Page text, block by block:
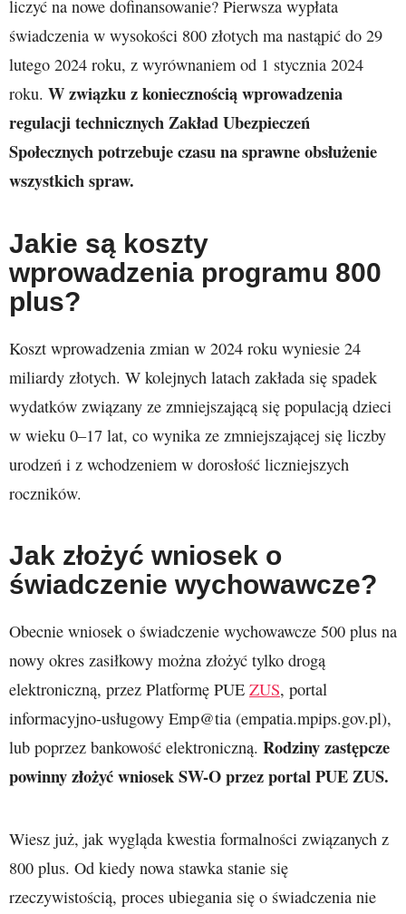
liczyć na nowe dofinansowanie? Pierwsza wypłata
świadczenia w wysokości 800 złotych ma nastąpić do 29
lutego 2024 roku, z wyrównaniem od 1 stycznia 2024
roku. W związku z koniecznością wprowadzenia
regulacji technicznych Zakład Ubezpieczeń
Społecznych potrzebuje czasu na sprawne obsłużenie
wszystkich spraw.
Jakie są koszty
wprowadzenia programu 800
plus?
Koszt wprowadzenia zmian w 2024 roku wyniesie 24
miliardy złotych. W kolejnych latach zakłada się spadek
wydatków związany ze zmniejszającą się populacją dzieci
w wieku 0–17 lat, co wynika ze zmniejszającej się liczby
urodzeń i z wchodzeniem w dorosłość liczniejszych
roczników.
Jak złożyć wniosek o
świadczenie wychowawcze?
Obecnie wniosek o świadczenie wychowawcze 500 plus na
nowy okres zasiłkowy można złożyć tylko drogą
elektroniczną, przez Platformę PUE ZUS, portal
informacyjno-usługowy Emp@tia (empatia.mpips.gov.pl),
lub poprzez bankowość elektroniczną. Rodziny zastępcze
powinny złożyć wniosek SW-O przez portal PUE ZUS.
Wiesz już, jak wygląda kwestia formalności związanych z
800 plus. Od kiedy nowa stawka stanie się
rzeczywistością, proces ubiegania się o świadczenia nie